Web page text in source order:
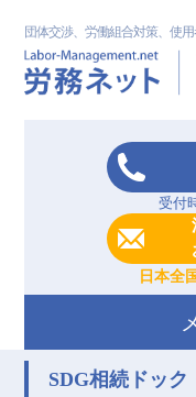
団体交渉、労働組合対策、使
受付
日本全
SDG相続ドッ